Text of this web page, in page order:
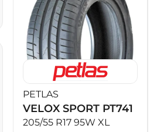
PETLAS
VELOX SPORT PT741
205/55 R17 95W XL